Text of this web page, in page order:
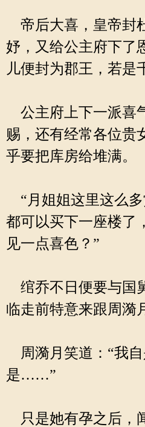
帝后大喜，皇帝封
妤，又给公主府下了
儿便封为郡王，若是
公主府上下一派喜
赐，还有经常各位贵
乎要把库房给堆满。
“月姐姐这里这么
都可以买下一座楼了
见一点喜色？”
绾乔不日便要与国
临走前特意来跟周漪
周漪月笑道：“我自
是……”
只是她有孕之后，